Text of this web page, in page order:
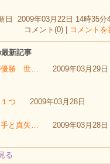
日 2009年03月22日 14時35分
コメント(0) |
コメントを
新記事
優勝 世…
2009年03月29日
つ 2009年03月28日
手と真矢… 2009年03月28日
る